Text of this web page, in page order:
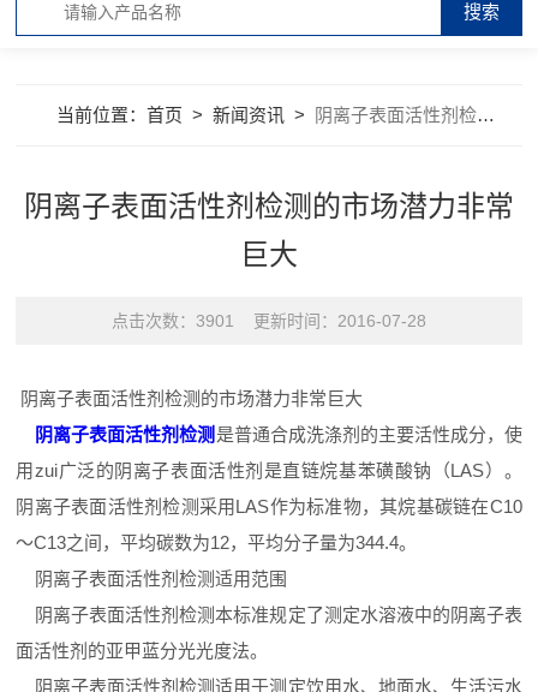
当前位置：首页 >新闻资讯 > 阴离子表面活性剂检测的市场潜力非常巨大
阴离子表面活性剂检测的市场潜力非常
巨大
点击次数：3901 更新时间：2016-07-28
阴离子表面活性剂检测的市场潜力非常巨大
阴离子表面活性剂检测 是普通合成洗涤剂的主要活性成分，使
用zui广泛的阴离子表面活性剂是直链烷基苯磺酸钠（LAS）。
阴离子表面活性剂检测采用LAS作为标准物，其烷基碳链在C10
～C13之间，平均碳数为12，平均分子量为344.4。
阴离子表面活性剂检测适用范围
阴离子表面活性剂检测本标准规定了测定水溶液中的阴离子表
面活性剂的亚甲蓝分光光度法。
阴离子表面活性剂检测适用于测定饮用水、地面水、生活污水